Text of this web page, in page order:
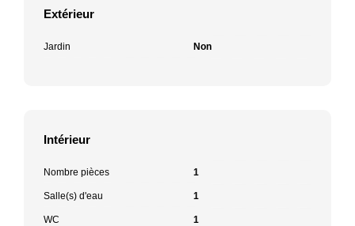
Extérieur
Jardin Non
Intérieur
Nombre pièces 1
Salle(s) d'eau 1
WC 1